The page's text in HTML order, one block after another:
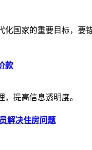
国家的重要目标，要
款
提高信息透明度。
解决住房问题